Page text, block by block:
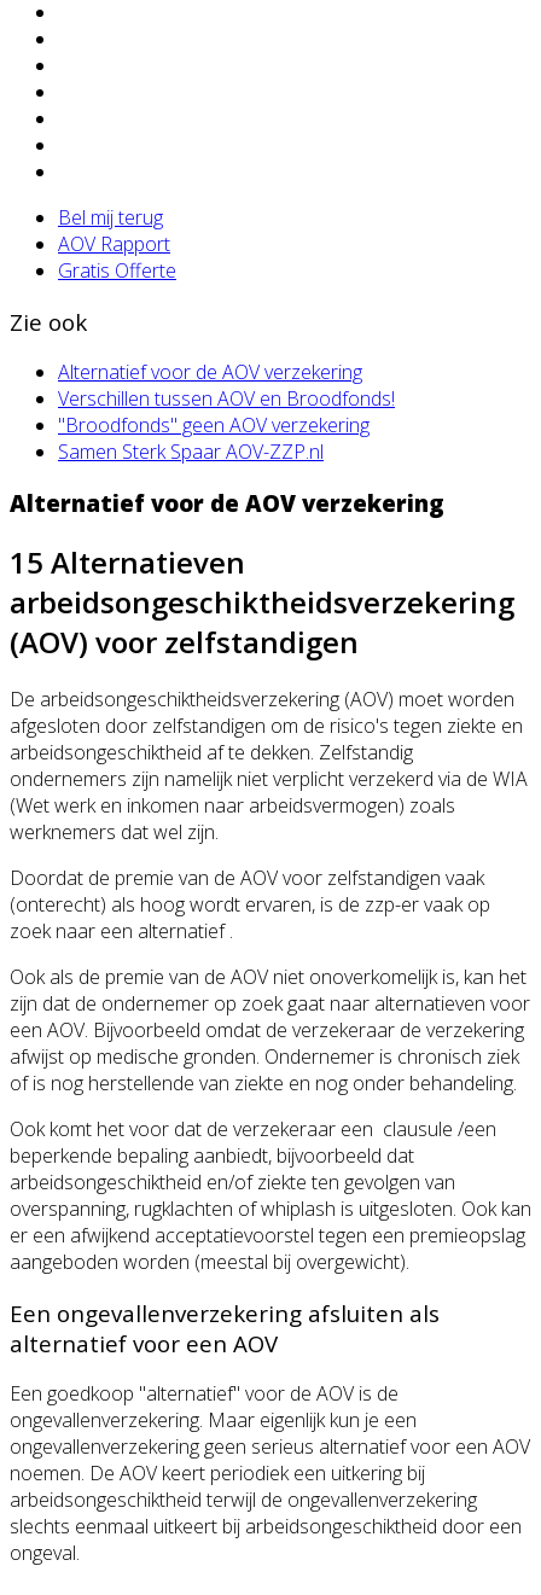
Bel mij terug
AOV Rapport
Gratis Offerte
Zie ook
Alternatief voor de AOV verzekering
Verschillen tussen AOV en Broodfonds!
"Broodfonds" geen AOV verzekering
Samen Sterk Spaar AOV-ZZP.nl
Alternatief voor de AOV verzekering
15 Alternatieven
arbeidsongeschiktheidsverzekering
(AOV) voor zelfstandigen
De arbeidsongeschiktheidsverzekering (AOV) moet worden
afgesloten door zelfstandigen om de risico's tegen ziekte en
arbeidsongeschiktheid af te dekken. Zelfstandig
ondernemers zijn namelijk niet verplicht verzekerd via de WIA
(Wet werk en inkomen naar arbeidsvermogen) zoals
werknemers dat wel zijn.
Doordat de premie van de AOV voor zelfstandigen vaak
(onterecht) als hoog wordt ervaren, is de zzp-er vaak op
zoek naar een alternatief .
Ook als de premie van de AOV niet onoverkomelijk is, kan het
zijn dat de ondernemer op zoek gaat naar alternatieven voor
een AOV. Bijvoorbeeld omdat de verzekeraar de verzekering
afwijst op medische gronden. Ondernemer is chronisch ziek
of is nog herstellende van ziekte en nog onder behandeling.
Ook komt het voor dat de verzekeraar een clausule /een
beperkende bepaling aanbiedt, bijvoorbeeld dat
arbeidsongeschiktheid en/of ziekte ten gevolgen van
overspanning, rugklachten of whiplash is uitgesloten. Ook kan
er een afwijkend acceptatievoorstel tegen een premieopslag
aangeboden worden (meestal bij overgewicht).
Een ongevallenverzekering afsluiten als
alternatief voor een AOV
Een goedkoop "alternatief" voor de AOV is de
ongevallenverzekering. Maar eigenlijk kun je een
ongevallenverzekering geen serieus alternatief voor een AOV
noemen. De AOV keert periodiek een uitkering bij
arbeidsongeschiktheid terwijl de ongevallenverzekering
slechts eenmaal uitkeert bij arbeidsongeschiktheid door een
ongeval.